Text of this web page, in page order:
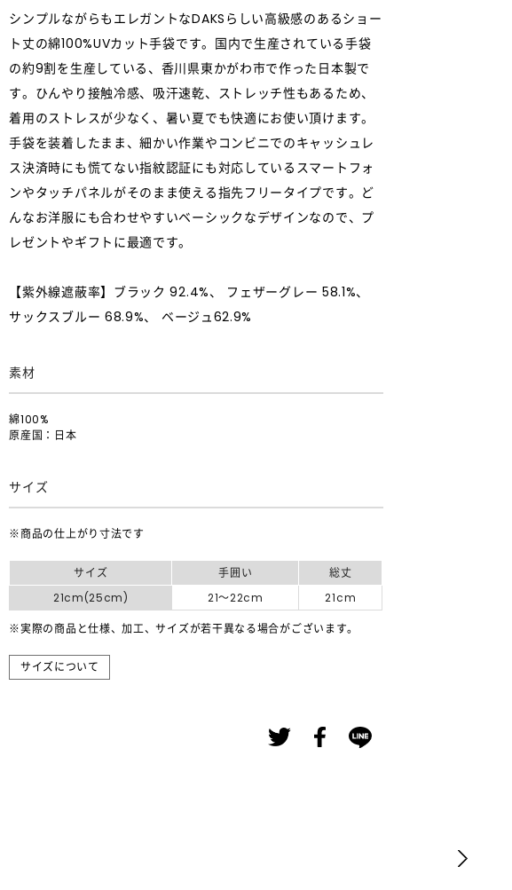
シンプルながらもエレガントなDAKSらしい高級感のあるショー
ト丈の綿100%UVカット手袋です。国内で生産されている手袋
の約9割を生産している、香川県東かがわ市で作った日本製で
す。ひんやり接触冷感、吸汗速乾、ストレッチ性もあるため、
着用のストレスが少なく、暑い夏でも快適にお使い頂けます。
手袋を装着したまま、細かい作業やコンビニでのキャッシュレ
ス決済時にも慌てない指紋認証にも対応しているスマートフォ
ンやタッチパネルがそのまま使える指先フリータイプです。ど
んなお洋服にも合わせやすいベーシックなデザインなので、プ
レゼントやギフトに最適です。
【紫外線遮蔽率】ブラック 92.4%、 フェザーグレー 58.1%、
サックスブルー 68.9%、 ベージュ62.9%
素材
綿100%
原産国：日本
サイズ
※商品の仕上がり寸法です
サイズ 手囲い
総丈
21cm(25cm)
21～22cm 21cm
※実際の商品と仕様、加工、サイズが若干異なる場合がございます。
サイズについて